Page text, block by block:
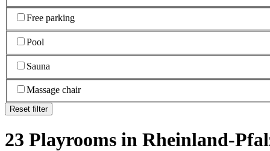
Free parking
Pool
Sauna
Massage chair
Reset filter
23 Playrooms in Rheinland-